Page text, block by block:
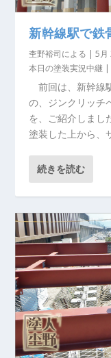
新幹線駅で鉄
杢野裕司による |5月
本日の塗装実況中継 |
前回は、新幹線
の、ジンクリッチ
を、ご紹介しまし
塗装した上から、
続きを読む